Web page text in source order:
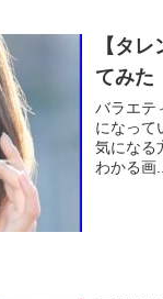
【タ
てみた
バラエテ
になって
気になる
わかる画...